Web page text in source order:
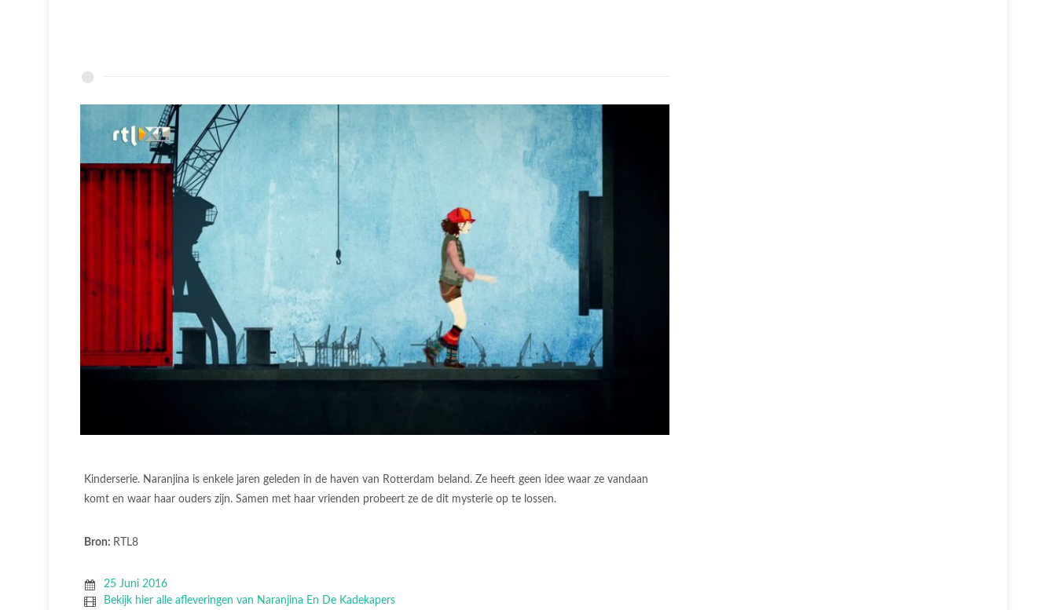
Kinderserie. Naranjina is enkele jaren geleden in de haven van Rotterdam beland. Ze heeft geen idee waar ze vandaan
komt en waar haar ouders zijn. Samen met haar vrienden probeert ze de dit mysterie op te lossen.
Bron: RTL8
25 Juni 2016
Bekijk hier alle afleveringen van Naranjina En De Kadekapers